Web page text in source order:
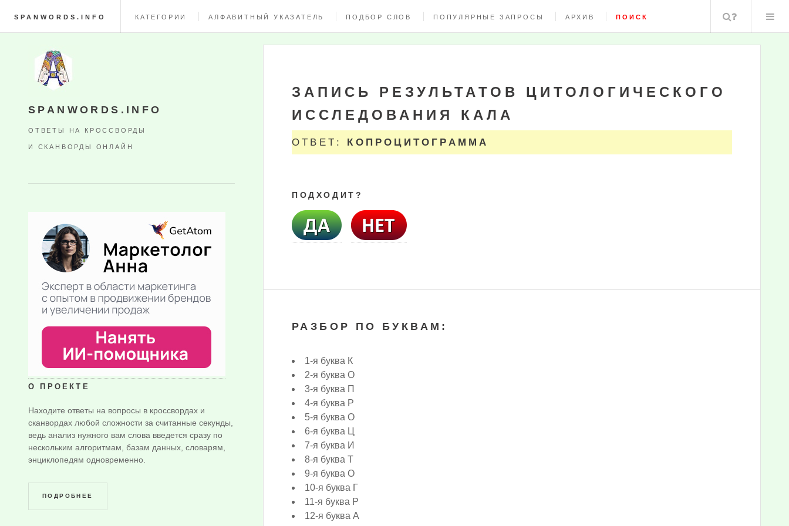
SPANWORDS.INFO КАТЕГОРИИ АЛФАВИТНЫЙ УКАЗАТЕЛЬ ПОДБОР СЛОВ ПОПУЛЯРНЫЕ ЗАПРОСЫ АРХИВ ПОИСК Поиск
ЗАПИСЬ РЕЗУЛЬТАТОВ ЦИТОЛОГИЧЕСКОГО
ИССЛЕДОВАНИЯ КАЛА
ОТВЕТ: КОПРОЦИТОГРАММА
ПОДХОДИТ?
РАЗБОР ПО БУКВАМ:
1-я буква К
2-я буква О
3-я буква П
4-я буква Р
5-я буква О
6-я буква Ц
7-я буква И
8-я буква Т
9-я буква О
10-я буква Г
11-я буква Р
12-я буква А
SPANWORDS.INFO
ОТВЕТЫ НА КРОССВОРДЫ
И СКАНВОРДЫ ОНЛАЙН
О ПРОЕКТЕ
Находите ответы на вопросы в кроссвордах и
сканвордах любой сложности за считанные секунды,
ведь анализ нужного вам слова введется сразу по
нескольким алгоритмам, базам данных, словарям,
энциклопедям одновременно.
ПОДРОБНЕЕ